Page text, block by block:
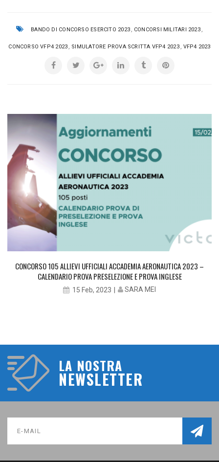
BANDO DI CONCORSO ESERCITO 2023 , CONCORSI MILITARI 2023 ,
CONCORSO VFP4 2023 , SIMULATORE PROVA SCRITTA VFP4 2023 , VFP4 2023
CONCORSO 105 ALLIEVI UFFICIALI ACCADEMIA AERONAUTICA 2023 –
CALENDARIO PROVA PRESELEZIONE E PROVA INGLESE
15 Feb, 2023 SARA MEI
LA NOSTRA
NEWSLETTER